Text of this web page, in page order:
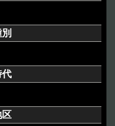
Digital Archive
代